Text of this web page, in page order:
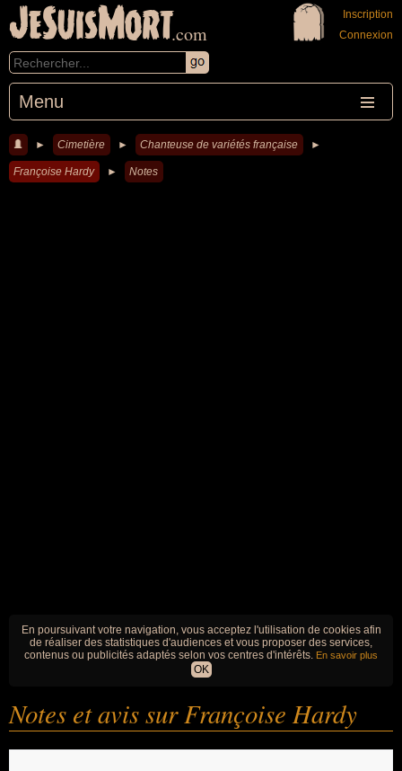
JeSuisMort.com
Menu
Inscription
Connexion
► Cimetière ► Chanteuse de variétés française ►
Françoise Hardy ► Notes
En poursuivant votre navigation, vous acceptez l'utilisation de cookies afin
de réaliser des statistiques d'audiences et vous proposer des services,
contenus ou publicités adaptés selon vos centres d'intérêts. En savoir plus
OK
Notes et avis sur Françoise Hardy